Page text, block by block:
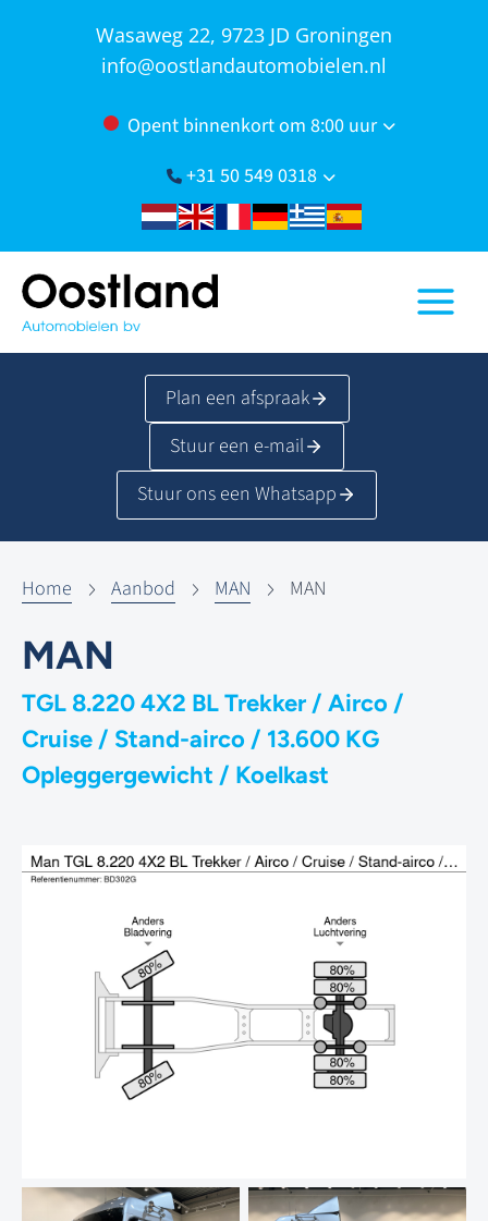
Wasaweg 22, 9723 JD Groningen
info@oostlandautomobielen.nl
Opent binnenkort om 8:00 uur
+31 50 549 0318
Plan een afspraak
Stuur een e-mail
Stuur ons een Whatsapp
Home Aanbod MAN MAN
MAN
TGL 8.220 4X2 BL Trekker / Airco /
Cruise / Stand-airco / 13.600 KG
Opleggergewicht / Koelkast